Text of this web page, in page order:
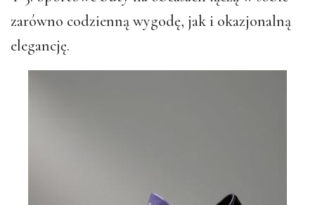
zarówno codzienną wygodę, jak i okazjonalną
elegancję.